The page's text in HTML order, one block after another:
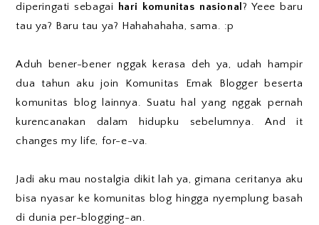
diperingati sebagai hari komunitas nasional ? Yeee baru
tau ya? Baru tau ya? Hahahahaha, sama. :p
Aduh bener-bener nggak kerasa deh ya, udah hampir
dua tahun aku join Komunitas Emak Blogger beserta
komunitas blog lainnya. Suatu hal yang nggak pernah
kurencanakan dalam hidupku sebelumnya. And it
changes my life, for-e-va.
Jadi aku mau nostalgia dikit lah ya, gimana ceritanya aku
bisa nyasar ke komunitas blog hingga nyemplung basah
di dunia per-blogging-an.